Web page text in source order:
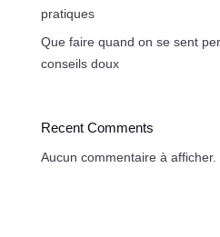
pratiques
Que faire quand on se sent
conseils doux
Recent Comments
Aucun commentaire à afficher.